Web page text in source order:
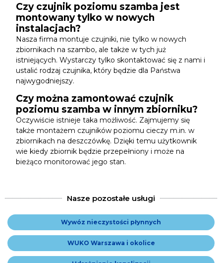
Czy czujnik poziomu szamba jest
montowany tylko w nowych
instalacjach?
Nasza firma montuje czujniki, nie tylko w nowych
zbiornikach na szambo, ale także w tych już
istniejących. Wystarczy tylko skontaktować się z nami i
ustalić rodzaj czujnika, który będzie dla Państwa
najwygodniejszy.
Czy można zamontować czujnik
poziomu szamba w innym zbiorniku?
Oczywiście istnieje taka możliwość. Zajmujemy się
także montażem czujników poziomu cieczy m.in. w
zbiornikach na deszczówkę. Dzięki temu użytkownik
wie kiedy zbiornik będzie przepełniony i może na
bieżąco monitorować jego stan.
Nasze pozostałe usługi
Wywóz nieczystości płynnych
WUKO Warszawa i okolice